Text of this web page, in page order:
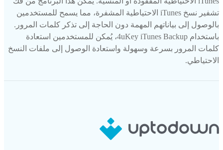
تشفير نسخ iTunes الاحتياطية المشفرة، مما يسمح للمستخدمين
بالوصول إلى بياناتهم المهمة دون الحاجة إلى تذكر كلمات المرور.
باستخدام 4uKey iTunes Backup، يُمكن للمستخدمين استعادة
كلمات المرور بسرعة وسهولة واستعادة الوصول إلى ملفات النسخ
الاحتياطي.